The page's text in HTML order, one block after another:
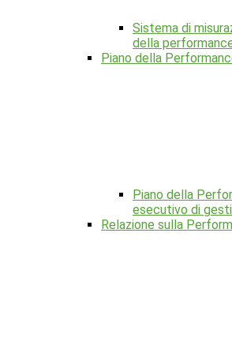
Sistema di
della
Piano della
Piano della
esecutivo di
Relazione sulla